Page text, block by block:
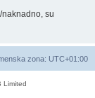
su
zona: UTC+01:00
Limited